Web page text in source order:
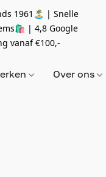
1961🏝 | Snelle
| 4,8 Google
vanaf€100,-
Over ons